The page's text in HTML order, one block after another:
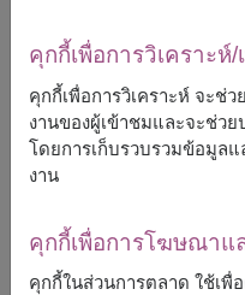
การจัดและดอกไม้อ
ราคาเปลี่ยนแปลงต
กระบี่
กรุงเทพ
คุกกี้เพื่อการวิเคราะห์
คุกกี้เพื่อการวิเคราะห์ จะช่
งานของผู้เข้าชมและจะช่ว
โดยการเก็บรวบรวมข้อมูลแ
งาน
คุกกี้เพื่อการโฆษณาแ
คุกกี้ในส่วนการตลาด ใช้เพื่